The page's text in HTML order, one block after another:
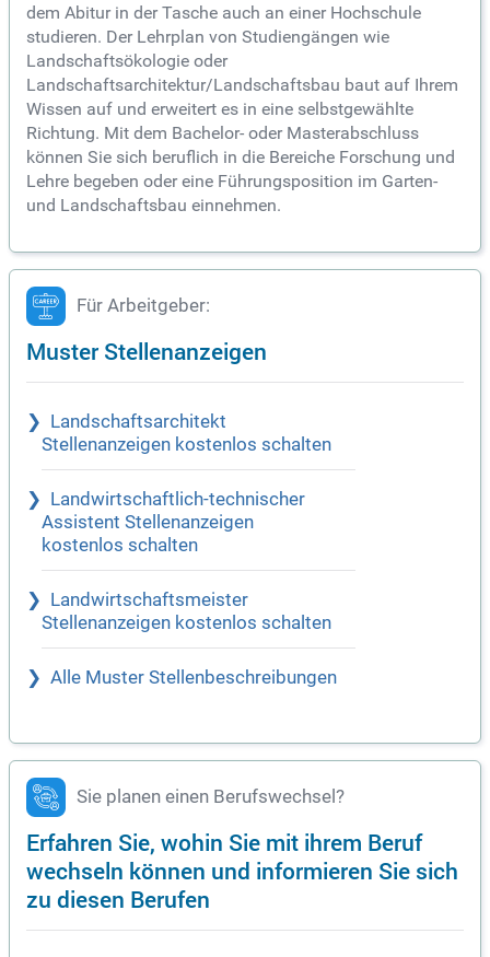
dem Abitur in der Tasche auch an einer Hochschule
studieren. Der Lehrplan von Studiengängen wie
Landschaftsökologie oder
Landschaftsarchitektur/Landschaftsbau baut auf Ihrem
Wissen auf und erweitert es in eine selbstgewählte
Richtung. Mit dem Bachelor- oder Masterabschluss
können Sie sich beruflich in die Bereiche Forschung und
Lehre begeben oder eine Führungsposition im Garten-
und Landschaftsbau einnehmen.
Für Arbeitgeber:
Muster Stellenanzeigen
Landschaftsarchitekt
Stellenanzeigen kostenlos schalten
Landwirtschaftlich-technischer
Assistent Stellenanzeigen
kostenlos schalten
Landwirtschaftsmeister
Stellenanzeigen kostenlos schalten
Alle Muster Stellenbeschreibungen
Sie planen einen Berufswechsel?
Erfahren Sie, wohin Sie mit ihrem Beruf
wechseln können und informieren Sie sich
zu diesen Berufen